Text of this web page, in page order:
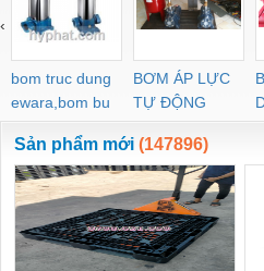
bom truc dung
ewara,bom bu
ewara
BƠM ÁP LỰC
TỰ ĐỘNG
‹
Sản phẩm mới (147896)